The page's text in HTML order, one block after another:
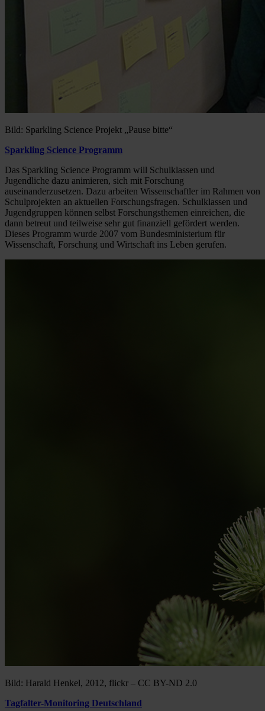
Bild: Sparkling Science Projekt „Pause bitte“
Sparkling Science Programm
Das Sparkling Science Programm will Schulklassen und
Jugendliche dazu animieren, sich mit Forschung
auseinanderzusetzen. Dazu arbeiten Wissenschaftler im Rahmen von
Schulprojekten an aktuellen Forschungsfragen. Schulklassen und
Jugendgruppen können selbst Forschungsthemen einreichen, die
dann betreut und teilweise sehr gut finanziell gefördert werden.
Dieses Programm wurde 2007 vom Bundesministerium für
Wissenschaft, Forschung und Wirtschaft ins Leben gerufen.
Bild: Harald Henkel, 2012, flickr – CC BY-ND 2.0
Tagfalter-Monitoring Deutschland